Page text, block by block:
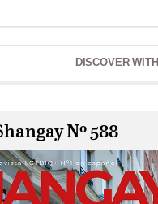
DISCOVER WITH
Nº 588